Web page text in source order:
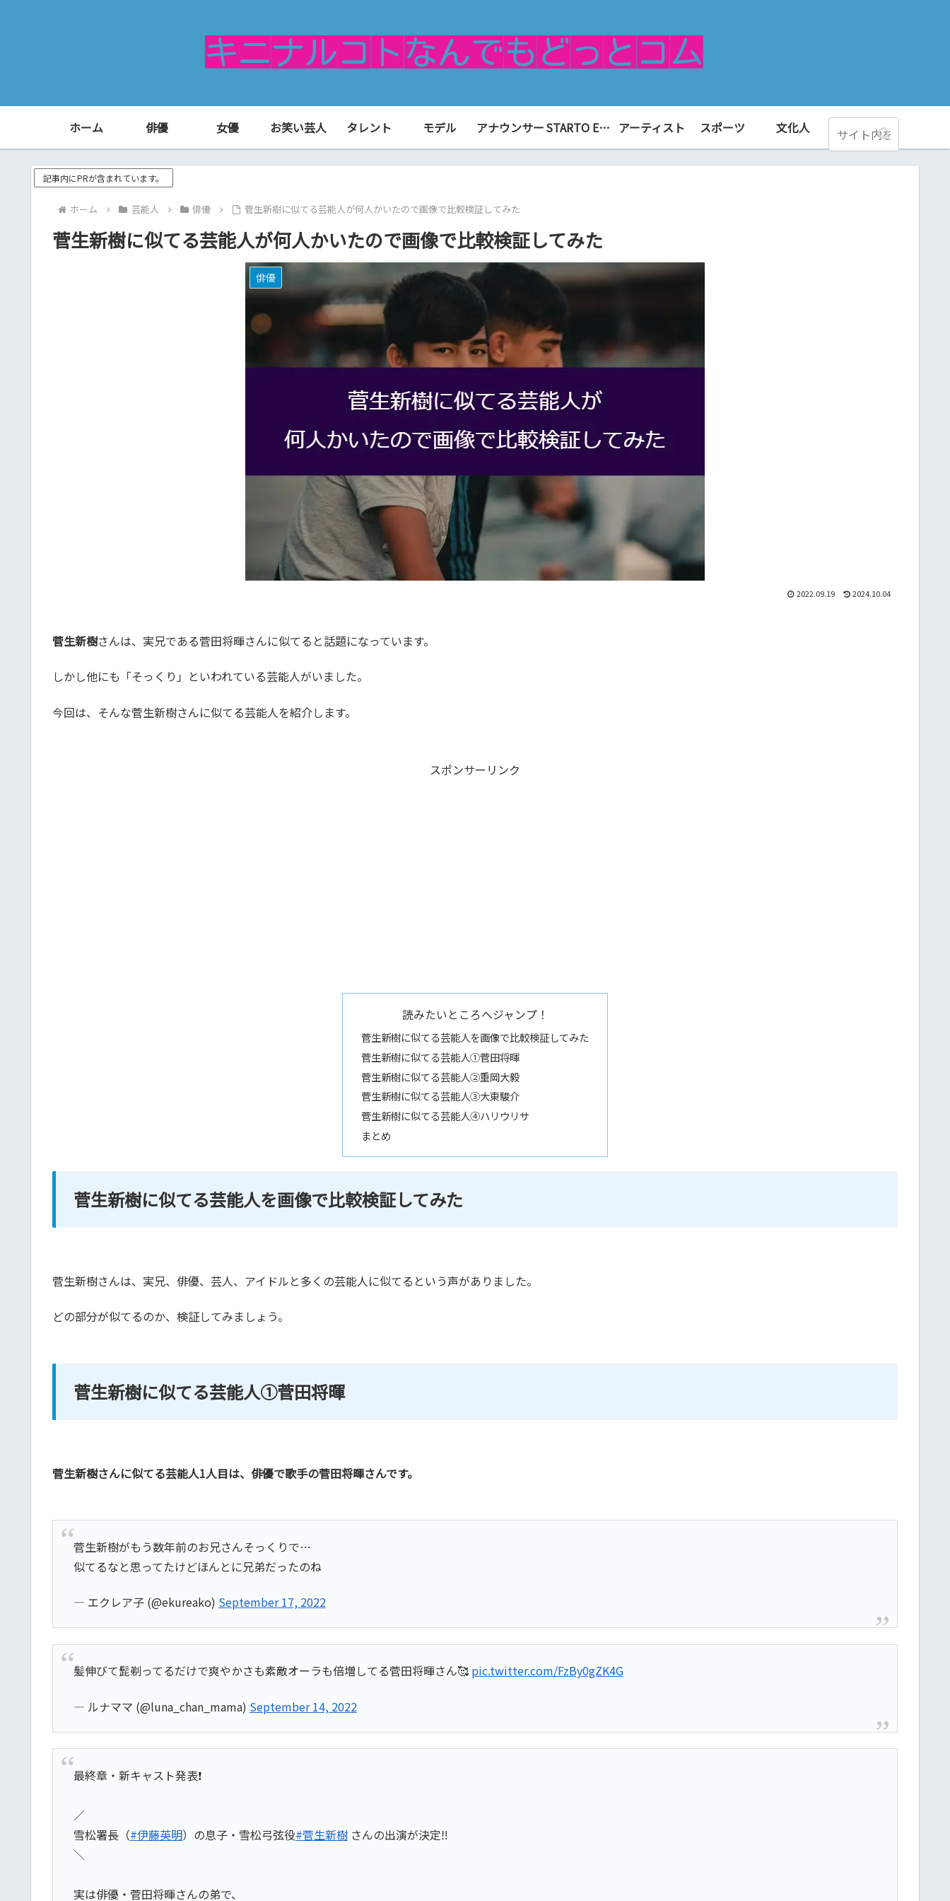
ホーム 俳優 女優 お笑い芸人 タレント モデル アナウンサー STARTO ENTERTAINMENT（旧ジャニーズ） アーティスト スポーツ 文化人
記事内にPRが含まれています。
ホーム 芸能人 俳優 菅生新樹に似てる芸能人が何人かいたので画像で比較検証してみた
菅生新樹に似てる芸能人が何人かいたので画像で比較検証してみた
俳優
2022.09.19 2024.10.04
菅生新樹さんは、実兄である菅田将暉さんに似てると話題になっています。
しかし他にも「そっくり」といわれている芸能人がいました。
今回は、そんな菅生新樹さんに似てる芸能人を紹介します。
スポンサーリンク
読みたいところへジャンプ！
菅生新樹に似てる芸能人を画像で比較検証してみた
菅生新樹に似てる芸能人①菅田将暉
菅生新樹に似てる芸能人②重岡大毅
菅生新樹に似てる芸能人③大東駿介
菅生新樹に似てる芸能人④ハリウリサ
まとめ
菅生新樹に似てる芸能人を画像で比較検証してみた
菅生新樹さんは、実兄、俳優、芸人、アイドルと多くの芸能人に似てるという声がありました。
どの部分が似てるのか、検証してみましょう。
菅生新樹に似てる芸能人①菅田将暉
菅生新樹さんに似てる芸能人1人目は、俳優で歌手の菅田将暉さんです。
菅生新樹がもう数年前のお兄さんそっくりで…
似てるなと思ってたけどほんとに兄弟だったのね
— エクレア子 (@ekureako) September 17, 2022
髪伸びて髭剃ってるだけで爽やかさも素敵オーラも倍増してる菅田将暉さん🥰 pic.twitter.com/FzBy0gZK4G
— ルナママ (@luna_chan_mama) September 14, 2022
最終章・新キャスト発表❗
／
雪松署長（#伊藤英明）の息子・雪松弓弦役#菅生新樹さんの出演が決定‼️
＼
実は俳優・菅田将暉さんの弟で、